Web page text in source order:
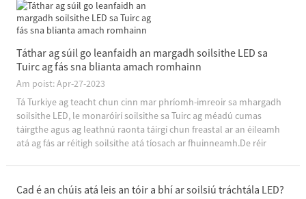
Táthar ag súil go leanfaidh an margadh soilsithe LED sa
Tuirc ag fás sna blianta amach romhainn
Am poist: Apr-27-2023
Tá Turkiye ag teacht chun cinn mar phríomh-imreoir sa mhargadh
soilsithe LED, le monaróirí soilsithe sa Tuirc ag méadú cumas
táirgthe agus ag leathnú raonta táirgí chun freastal ar an éileamh
atá ag fás ar réitigh soilsithe atá tíosach ar fhuinneamh.De réir
Cad é an chúis atá leis an tóir a bhí ar soilsiú tráchtála LED?